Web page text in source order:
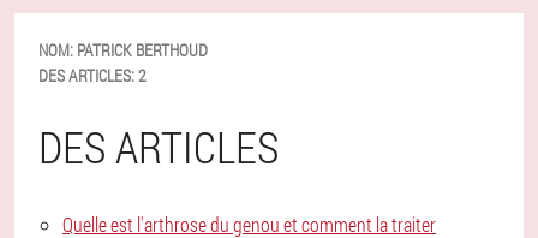
NOM: PATRICK BERTHOUD
DES ARTICLES:2
DES ARTICLES
Quelle est l'arthrose du genou et comment la traiter